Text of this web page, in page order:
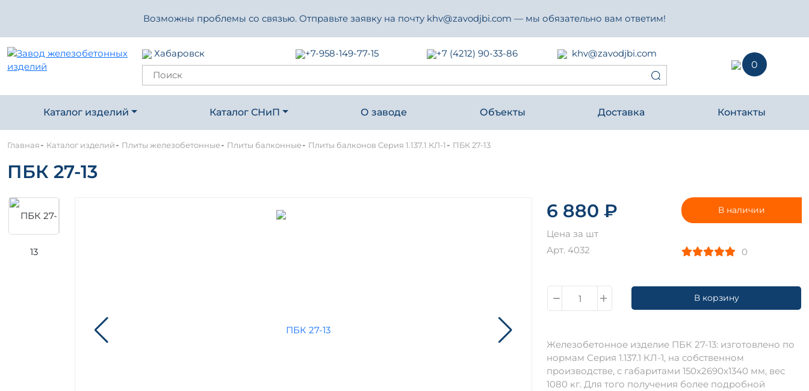
Возможны проблемы со связью. Отправьте заявку на почту khv@zavodjbi.com — мы обязательно вам ответим!
Хабаровск +7-958-149-77-15 +7 (4212) 90-33-86
khv@zavodjbi.com
0
Каталог изделий Каталог СНиП О заводе Объекты Доставка Контакты
Главная- Каталог изделий- Плиты железобетонные- Плиты балконные- Плиты балконов Серия 1.137.1 КЛ-1 - ПБК 27-13
ПБК 27-13
6 880 ₽
Цена за шт
Арт. 4032
В наличии
0
В корзину
Железобетонное изделие ПБК 27-13: изготовлено по
нормам Серия 1.137.1 КЛ-1, на собственном
производстве, c габаритами 150х2690х1340 мм, вес
1080 кг. Для того получения более подробной